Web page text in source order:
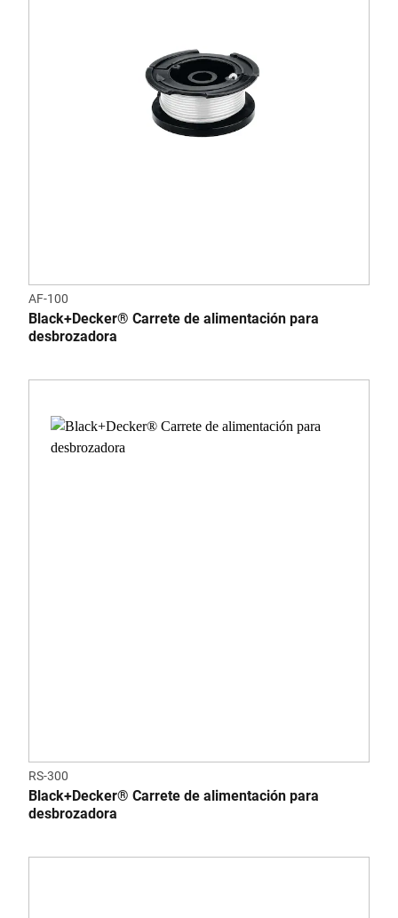
AF-100
Black+Decker® Carrete de alimentación para
desbrozadora
RS-300
Black+Decker® Carrete de alimentación para
desbrozadora